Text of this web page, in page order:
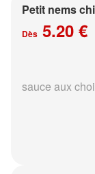
Petit nems
Dès 5.20 €
sauce aux